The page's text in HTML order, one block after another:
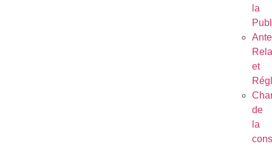
la
et
de
la